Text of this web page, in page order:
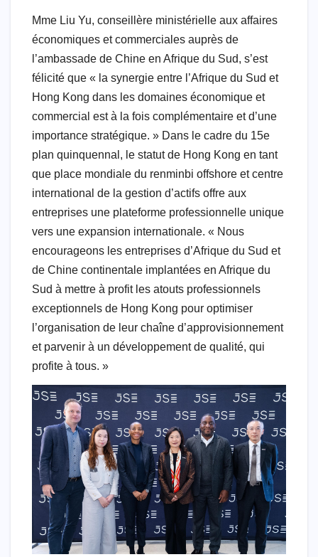
Mme Liu Yu, conseillère ministérielle aux affaires
économiques et commerciales auprès de
l’ambassade de Chine en Afrique du Sud, s’est
félicité que « la synergie entre l’Afrique du Sud et
Hong Kong dans les domaines économique et
commercial est à la fois complémentaire et d’une
importance stratégique. » Dans le cadre du 15e
plan quinquennal, le statut de Hong Kong en tant
que place mondiale du renminbi offshore et centre
international de la gestion d’actifs offre aux
entreprises une plateforme professionnelle unique
vers une expansion internationale. « Nous
encourageons les entreprises d’Afrique du Sud et
de Chine continentale implantées en Afrique du
Sud à mettre à profit les atouts professionnels
exceptionnels de Hong Kong pour optimiser
l’organisation de leur chaîne d’approvisionnement
et parvenir à un développement de qualité, qui
profite à tous. »